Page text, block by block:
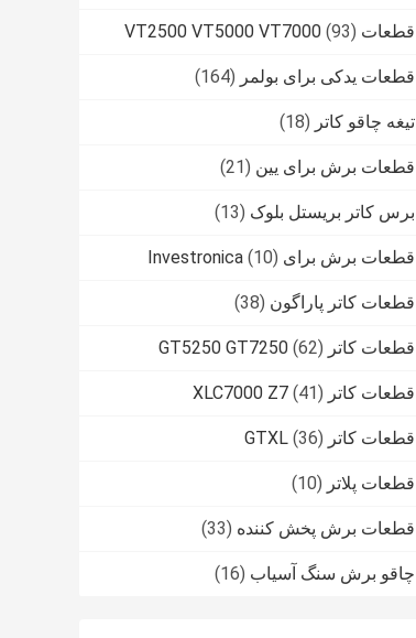
قطعات VT2500 VT5000 VT7000 (93)
قطعات یدکی برای بولمر (164)
تیغه چاقو کاتر (18)
قطعات برش برای یین (21)
برس کاتر بریستل بلوک (13)
قطعات برش برای Investronica (10)
قطعات کاتر پاراگون (38)
قطعات کاتر GT5250 GT7250 (62)
قطعات کاتر XLC7000 Z7 (41)
قطعات کاتر GTXL (36)
قطعات پلاتر (10)
قطعات برش پخش کننده (33)
چاقو برش سنگ آسیاب (16)